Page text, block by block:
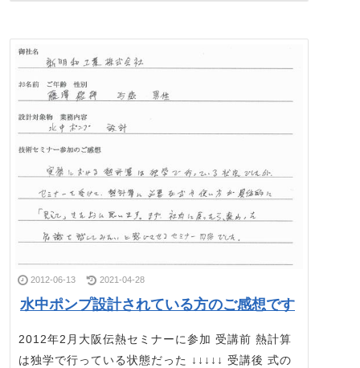
2012-06-13 2021-04-28
水中ポンプ設計されている方のご感想です
2012年2月大阪伝熱セミナーに参加 受講前 熱計算
は独学で行っている状態だった ↓↓↓↓↓ 受講後 式の